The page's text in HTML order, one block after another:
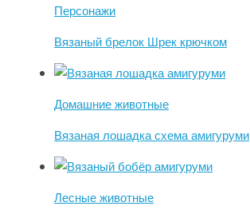
Персонажи
Вязаный брелок Шрек крючком
Домашние животные
Вязаная лошадка схема амигуруми
Лесные животные